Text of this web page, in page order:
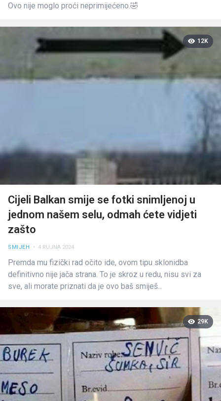
Ovo nije moglo proći neprimijećeno.🤣
12K
Cijeli Balkan smije se fotki snimljenoj u
jednom našem selu, odmah ćete vidjeti
zašto
SMIJEH • 4 RUJNA 2024
Premda mu fizički rad očito ide, ovom tipu sklonidba
definitivno nije jača strana. To je skroz u redu, nisu svi za
sve, ali morate priznati da je ovo baš smiješ...
29K